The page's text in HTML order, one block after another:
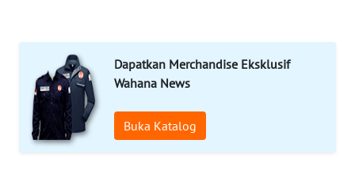
Dapatkan Merchandise Eksklusif
Wahana News
Buka Katalog
ID
MAWAKA
ID
MARTABAT
NET